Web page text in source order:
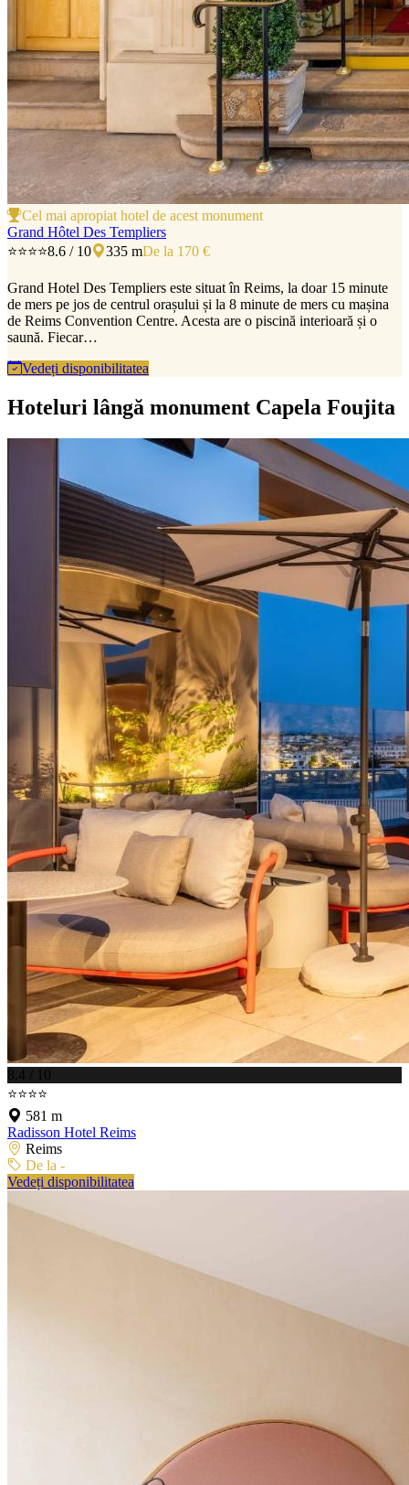
Cel mai apropiat hotel de acest monument
Grand Hôtel Des Templiers
⭐⭐⭐⭐8.6 / 10 335 mDe la 170 €
Grand Hotel Des Templiers este situat în Reims, la doar 15 minute
de mers pe jos de centrul orașului și la 8 minute de mers cu mașina
de Reims Convention Centre. Acesta are o piscină interioară și o
saună. Fiecar…
Vedeți disponibilitatea
Hoteluri lângă monument Capela Foujita
8.4 / 10
⭐⭐⭐⭐
581 m
Radisson Hotel Reims
Reims
De la -
Vedeți disponibilitatea